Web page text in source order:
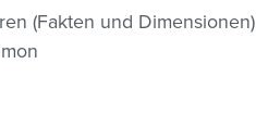
(Fakten und Dimensionen)